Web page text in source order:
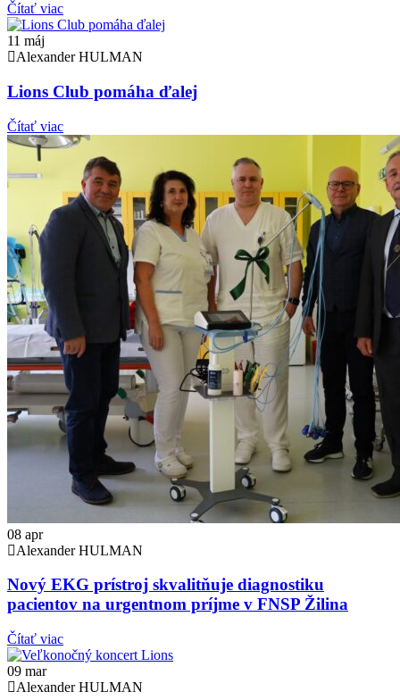
Čítať viac
11 máj
Alexander HULMAN
Lions Club pomáha ďalej
Čítať viac
08 apr
Alexander HULMAN
Nový EKG prístroj skvalitňuje diagnostiku
pacientov na urgentnom príjme v FNSP Žilina
Čítať viac
09 mar
Alexander HULMAN